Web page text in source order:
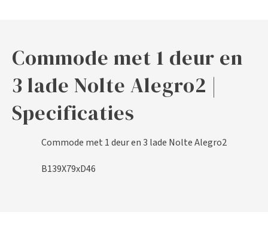
Commode met 1 deur en
3 lade Nolte Alegro2 |
Specificaties
Commode met 1 deur en 3 lade Nolte Alegro2
B139X79xD46